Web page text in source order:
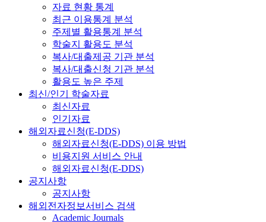
자료 현황 통계
최근 이용통계 분석
주제별 활용통계 분석
학술지 활용도 분석
복사/대출제공 기관 분석
복사/대출신청 기관 분석
활용도 높은 주제
최신/인기 학술자료
최신자료
인기자료
해외자료신청(E-DDS)
해외자료신청(E-DDS) 이용 방법
비용지원 서비스 안내
해외자료신청(E-DDS)
공지사항
공지사항
해외전자정보서비스 검색
Academic Journals